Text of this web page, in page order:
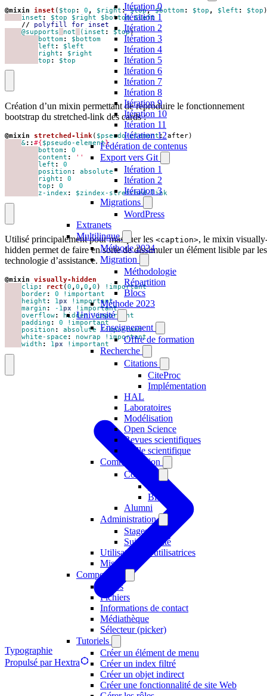
Itération 0
Itération 1
Itération 2
Itération 3
Itération 4
Itération 5
Itération 6
Itération 7
Itération 8
Itération 9
Itération 10
Itération 11
Itération 12
Fédération de contenus
Export vers Git
Itération 1
Itération 2
Itération 3
Migrations
WordPress
Extranets
Multilingue
Méthode 2024
Migration
Méthodologie
Répartition
Blocs
Méthode 2023
Université
Enseignement
Offre de formation
Recherche
Citations
CiteProc
Implémentation
HAL
Laboratoires
Modélisation
Open Science
Revues scientifiques
Veille scientifique
Communication
Contenu
Blocs
Alumni
Administration
Stages
Suivi qualité
Utilisateurs et utilisatrices
Missions
Composants
Filtres
Fichiers
Informations de contact
Médiathèque
Sélecteur (picker)
Tutoriels
Créer un élément de menu
Créer un index filtré
Créer un objet indirect
Créer une fonctionnalité de site Web
@mixin inset ( $top : 0 , $right : $top, $bottom: $top , $left : $top )
inset : $top $right $bottom $left
//
polyfill for
inset
@supports
not (inset : $top)
bottom:
$bottom
left :
$left
right :
$right
top : $top
Création d’un mixin permettant de reproduire le fonctionnement
bootstrap du stretched-link des cards :
@mixin stretched-link( $pseudo-element : after)
&::#{ $pseudo-element}
bottom:
0
content :
''
left :
0
position :
absolute
right :
0
top :
0
z-index : $zindex-stretched-link
Utilisé principalement pour masquer les <caption>, le mixin
hidden permet de faire en sorte de dissimuler un élément lisible par les
technologie d’assistance.
@mixin visually-hidden
clip : rect (0 ,0 ,0 ,0 )
!important
border: 0
!important
height : 1px
!important
margin : -1px
!important
overflow: hidden
!important
padding : 0
!important
position : absolute
!important
white-space : nowrap
!important
width : 1px !important
Typographie
Propulsé par Hextra